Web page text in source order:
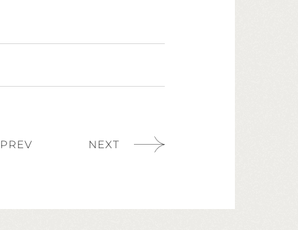
PREV NEXT